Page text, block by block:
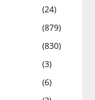
(24)
(879)
(830)
(3)
(6)